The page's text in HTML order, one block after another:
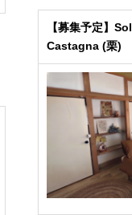
【募集予定】
Castagna (栗)